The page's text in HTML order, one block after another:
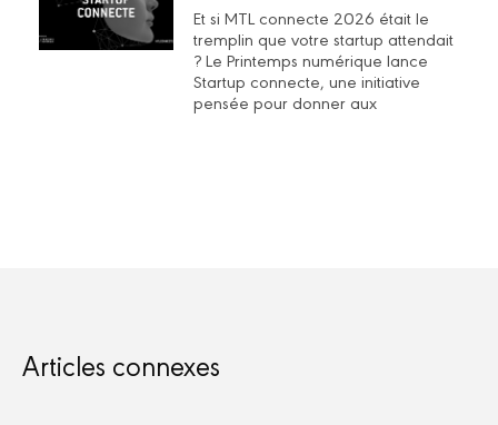
Et si MTL connecte 2026 était le
tremplin que votre startup attendait
? Le Printemps numérique lance
Startup connecte, une initiative
pensée pour donner aux
Articles connexes